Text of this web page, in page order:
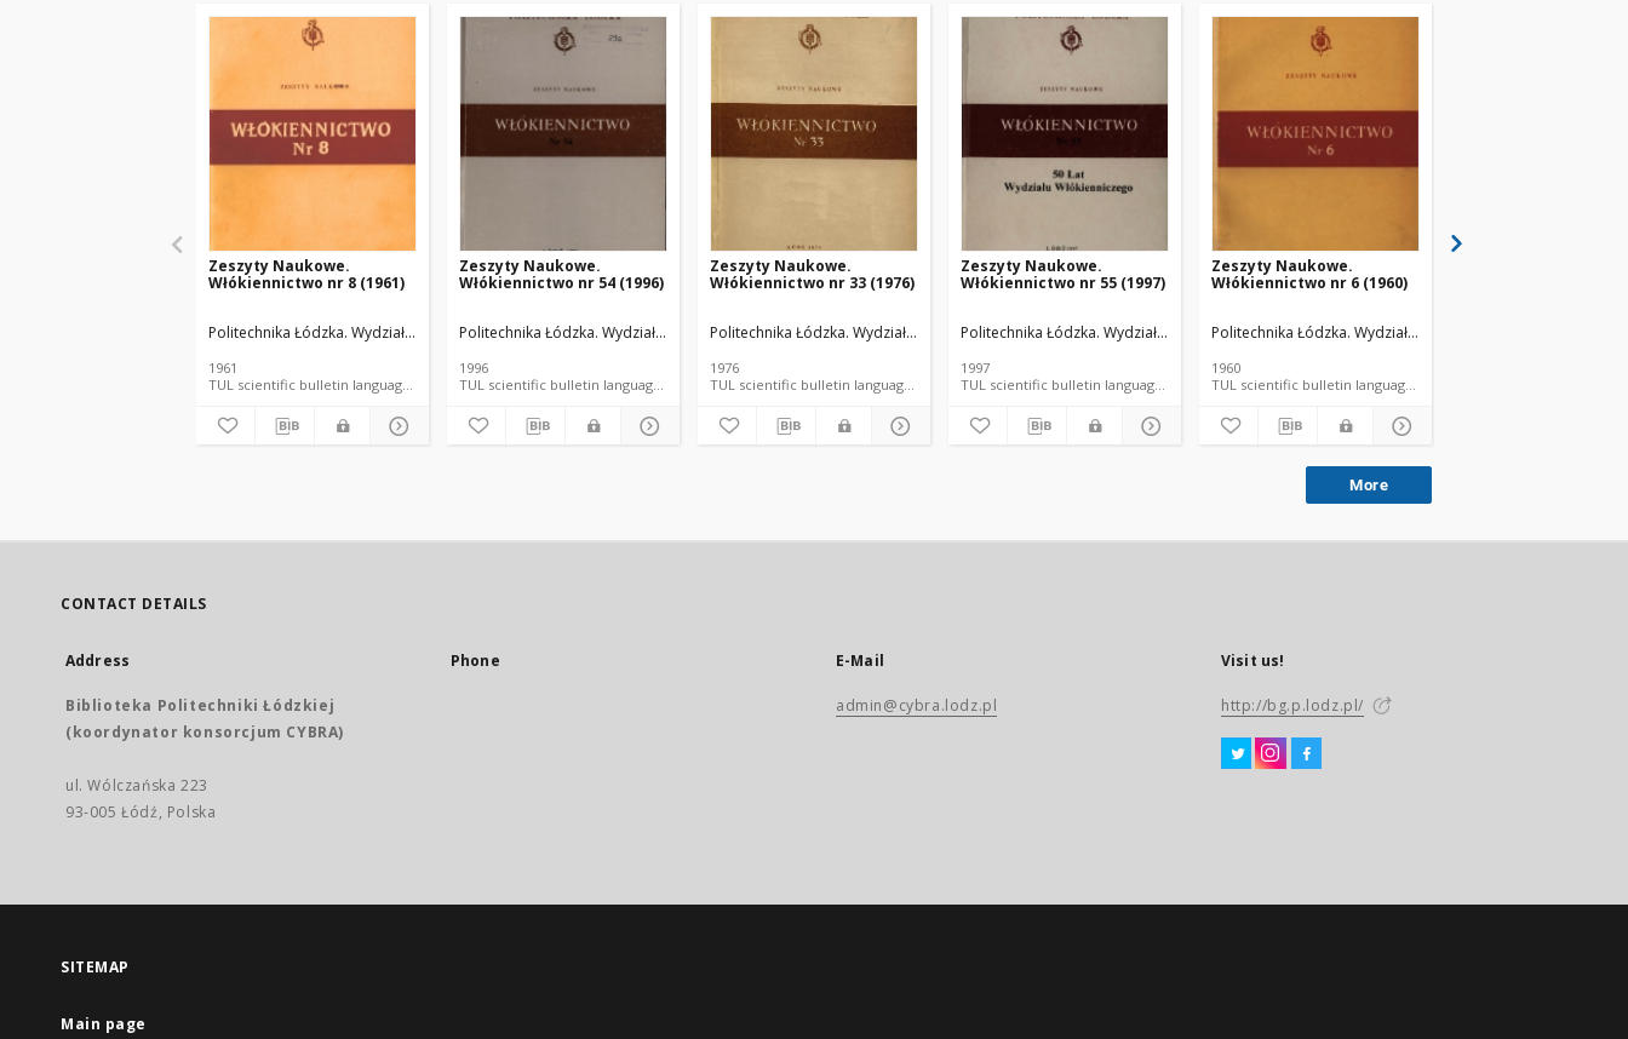
Zeszyty Naukowe.
Włókiennictwo nr 8 (1961)
Politechnika Łódzka. Wydział Włókienniczy.
1961
TUL scientific bulletin language document
Zeszyty Naukowe.
Włókiennictwo nr 54 (1996)
Politechnika Łódzka. Wydział Włókienniczy.
1996
TUL scientific bulletin language document
Zeszyty Naukowe.
Włókiennictwo nr 33 (1976)
Politechnika Łódzka. Wydział Włókienniczy.
1976
TUL scientific bulletin language document
Zeszyty Naukowe.
Włókiennictwo nr 55 (1997)
Politechnika Łódzka. Wydział Włókienniczy.
1997
TUL scientific bulletin language document
Zeszyty Naukowe.
Włókiennictwo nr 6 (1960)
Politechnika Łódzka. Wydział Włókienniczy.
1960
TUL scientific bulletin language document
More
CONTACT DETAILS
Address
Biblioteka Politechniki Łódzkiej
(koordynator konsorcjum CYBRA)
ul. Wólczańska 223
93-005 Łódź, Polska
Phone E-Mail
admin@cybra.lodz.pl
Visit us!
http://bg.p.lodz.pl/
SITEMAP
Main page